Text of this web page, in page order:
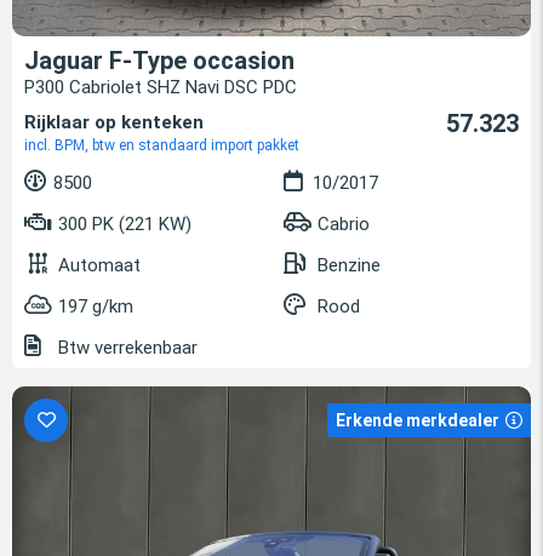
Jaguar F-Type occasion
P300 Cabriolet SHZ Navi DSC PDC
Rijklaar op kenteken
incl. BPM, btw en standaard import pakket
57.323
8500
10/2017
300 PK (221 KW)
Cabrio
Automaat
Benzine
197 g/km
Rood
Btw verrekenbaar
Erkende merkdealer